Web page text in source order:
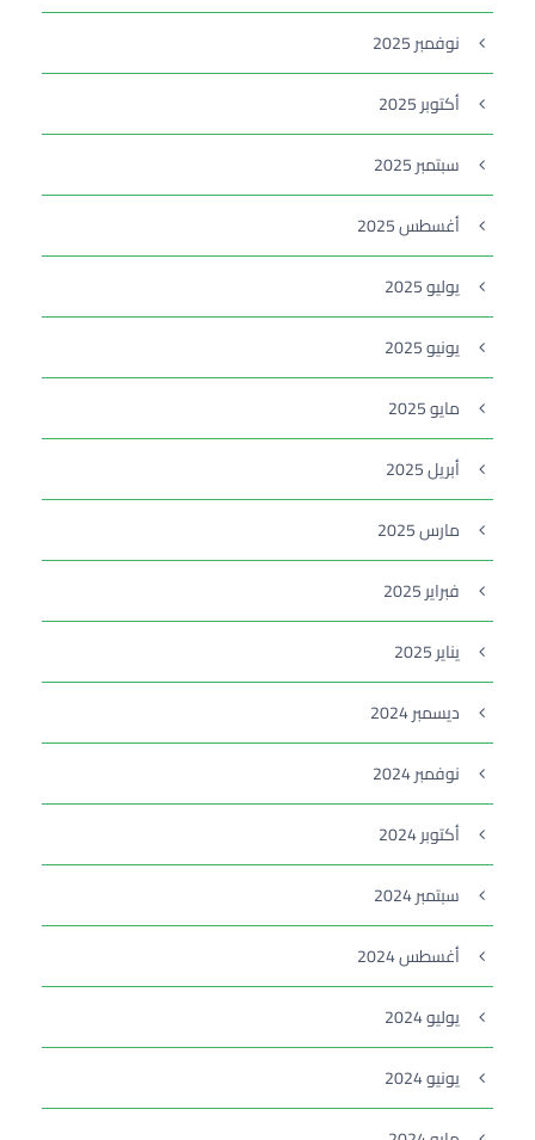
نوفمبر 2025
أكتوبر 2025
سبتمبر 2025
أغسطس 2025
يوليو 2025
يونيو 2025
مايو 2025
أبريل 2025
مارس 2025
فبراير 2025
يناير 2025
ديسمبر 2024
نوفمبر 2024
أكتوبر 2024
سبتمبر 2024
أغسطس 2024
يوليو 2024
يونيو 2024